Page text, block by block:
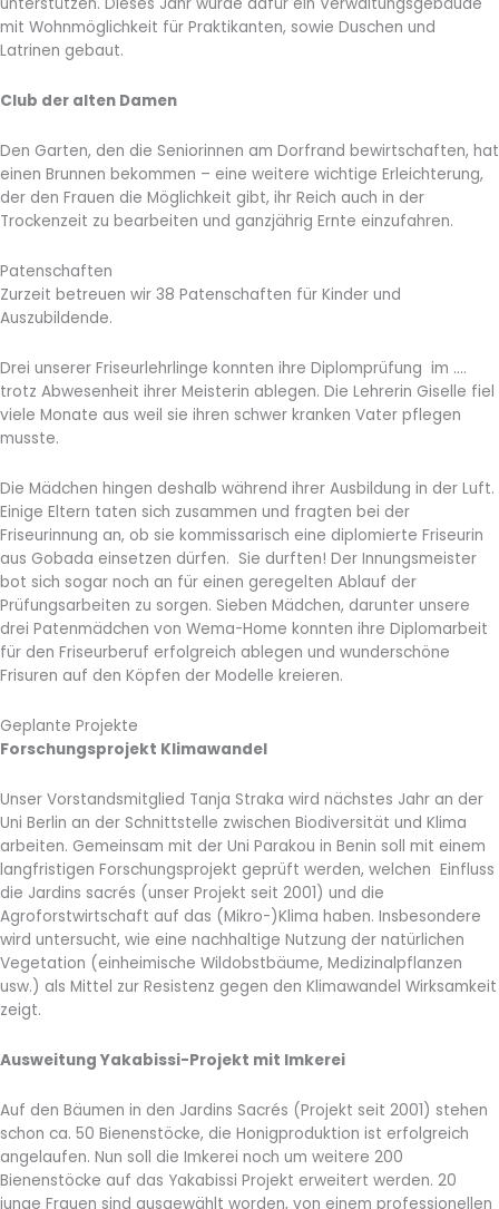
unterstützen. Dieses Jahr wurde dafür ein Verwaltungsgebäude
mit Wohnmöglichkeit für Praktikanten, sowie Duschen und
Latrinen gebaut.
Club der alten Damen
Den Garten, den die Seniorinnen am Dorfrand bewirtschaften, hat
einen Brunnen bekommen – eine weitere wichtige Erleichterung,
der den Frauen die Möglichkeit gibt, ihr Reich auch in der
Trockenzeit zu bearbeiten und ganzjährig Ernte einzufahren.
Patenschaften
Zurzeit betreuen wir 38 Patenschaften für Kinder und
Auszubildende.
Drei unserer Friseurlehrlinge konnten ihre Diplomprüfung im ….
trotz Abwesenheit ihrer Meisterin ablegen. Die Lehrerin Giselle fiel
viele Monate aus weil sie ihren schwer kranken Vater pflegen
musste.
Die Mädchen hingen deshalb während ihrer Ausbildung in der Luft.
Einige Eltern taten sich zusammen und fragten bei der
Friseurinnung an, ob sie kommissarisch eine diplomierte Friseurin
aus Gobada einsetzen dürfen. Sie durften! Der Innungsmeister
bot sich sogar noch an für einen geregelten Ablauf der
Prüfungsarbeiten zu sorgen. Sieben Mädchen, darunter unsere
drei Patenmädchen von Wema-Home konnten ihre Diplomarbeit
für den Friseurberuf erfolgreich ablegen und wunderschöne
Frisuren auf den Köpfen der Modelle kreieren.
Geplante Projekte
Forschungsprojekt Klimawandel
Unser Vorstandsmitglied Tanja Straka wird nächstes Jahr an der
Uni Berlin an der Schnittstelle zwischen Biodiversität und Klima
arbeiten. Gemeinsam mit der Uni Parakou in Benin soll mit einem
langfristigen Forschungsprojekt geprüft werden, welchen Einfluss
die Jardins sacrés (unser Projekt seit 2001) und die
Agroforstwirtschaft auf das (Mikro-)Klima haben. Insbesondere
wird untersucht, wie eine nachhaltige Nutzung der natürlichen
Vegetation (einheimische Wildobstbäume, Medizinalpflanzen
usw.) als Mittel zur Resistenz gegen den Klimawandel Wirksamkeit
zeigt.
Ausweitung Yakabissi-Projekt mit Imkerei
Auf den Bäumen in den Jardins Sacrés (Projekt seit 2001) stehen
schon ca. 50 Bienenstöcke, die Honigproduktion ist erfolgreich
angelaufen. Nun soll die Imkerei noch um weitere 200
Bienenstöcke auf das Yakabissi Projekt erweitert werden. 20
junge Frauen sind ausgewählt worden, von einem professionellen